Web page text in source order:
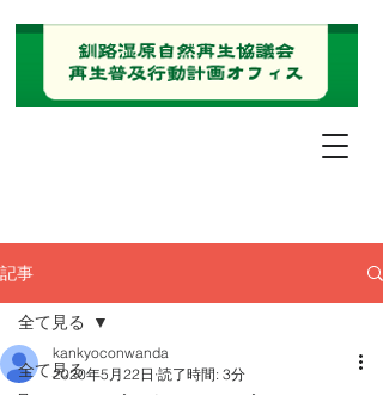
記事
全て見る
全て見る
kankyoconwanda
2020年5月22日 読了時間: 3分